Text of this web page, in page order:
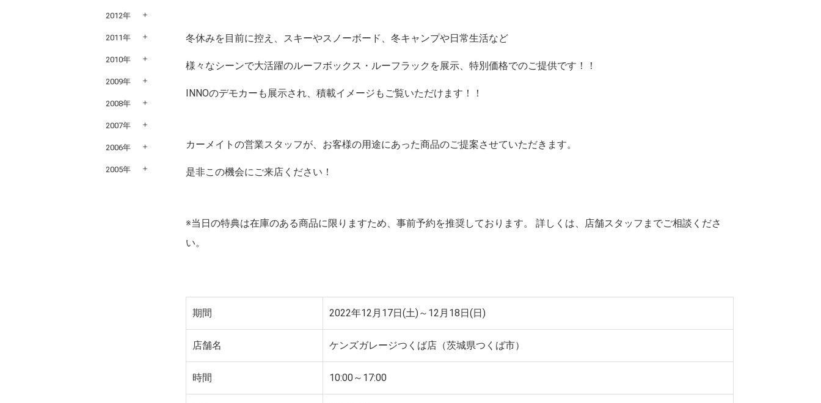
冬休みを目前に控え、スキーやスノーボード、冬キャンプや日常生活など
様々なシーンで大活躍のルーフボックス・ルーフラックを展示、特別価格でのご提供です！！
INNOのデモカーも展示され、積載イメージもご覧いただけます！！
カーメイトの営業スタッフが、お客様の用途にあった商品のご提案させていただきます。
是非この機会にご来店ください！
※当日の特典は在庫のある商品に限りますため、事前予約を推奨しております。 詳しくは、店舗スタッフまでご相談くださ
い。
期間 2022年12月17日(土)～12月18日(日)
店舗名 ケンズガレージつくば店（茨城県つくば市）
時間 10:00～17:00
2012年
2011年
2010年
2009年
2008年
2007年
2006年
2005年